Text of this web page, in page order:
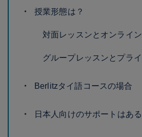
授業形態は？
対面レッスンとオンライ
グループレッスンとプラ
Berlitzタイ語コースの場合
日本人向けのサポートはあ